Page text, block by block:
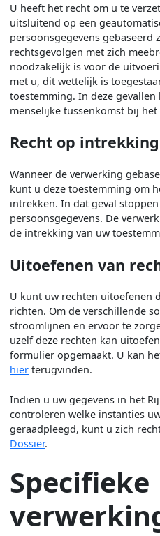
U heeft het recht om u te
uitsluitend op een
persoonsgegevens gebaseerd
rechtsgevolgen met zich
noodzakelijk is voor de
met u, dit wettelijk is
toestemming. In deze
menselijke tussenkomst bij
Recht op
Wanneer de verwerking
kunt u deze toestemming om
intrekken. In dat geval
persoonsgegevens. De
de intrekking van uw
Uitoefenen van
U kunt uw rechten uitoefenen
richten. Om de verschillende
stroomlijnen en ervoor te
uzelf deze rechten kan
formulier opgemaakt. U kan
hier terugvinden.
Indien u uw gegevens in het
controleren welke instanties
geraadpleegd, kunt u zich
Dossier.
Specifieke